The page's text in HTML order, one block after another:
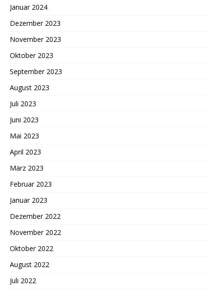
Januar 2024
Dezember 2023
November 2023
Oktober 2023
September 2023
August 2023
Juli 2023
Juni 2023
Mai 2023
April 2023
März 2023
Februar 2023
Januar 2023
Dezember 2022
November 2022
Oktober 2022
August 2022
Juli 2022